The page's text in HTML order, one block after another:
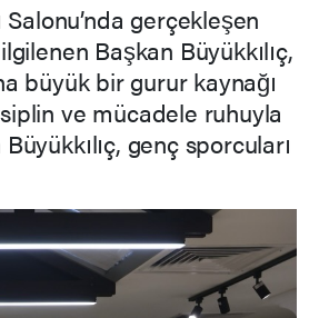
Salonu’nda gerçekleşen
Başkan Büyükkılıç,
büyük bir gurur kaynağı
ve mücadele ruhuyla
genç sporcuları